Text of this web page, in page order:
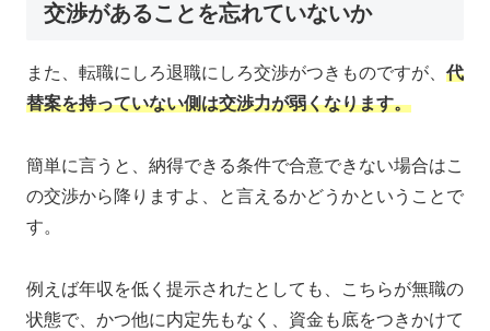
交渉があることを忘れていないか
また、転職にしろ退職にしろ交渉がつきものですが、 代
替案を持っていない側は交渉力が弱くなります。
簡単に言うと、納得できる条件で合意できない場合はこ
の交渉から降りますよ、と言えるかどうかということで
す。
例えば年収を低く提示されたとしても、こちらが無職の
状態で、かつ他に内定先もなく、資金も底をつきかけて